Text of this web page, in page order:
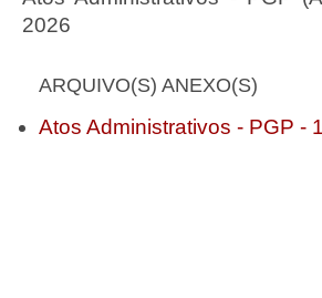
2026
ARQUIVO(S) ANEXO(S)
Atos Administrativos - PGP -